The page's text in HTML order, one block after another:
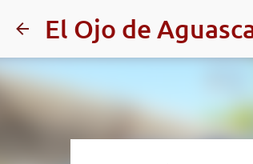
El Ojo de